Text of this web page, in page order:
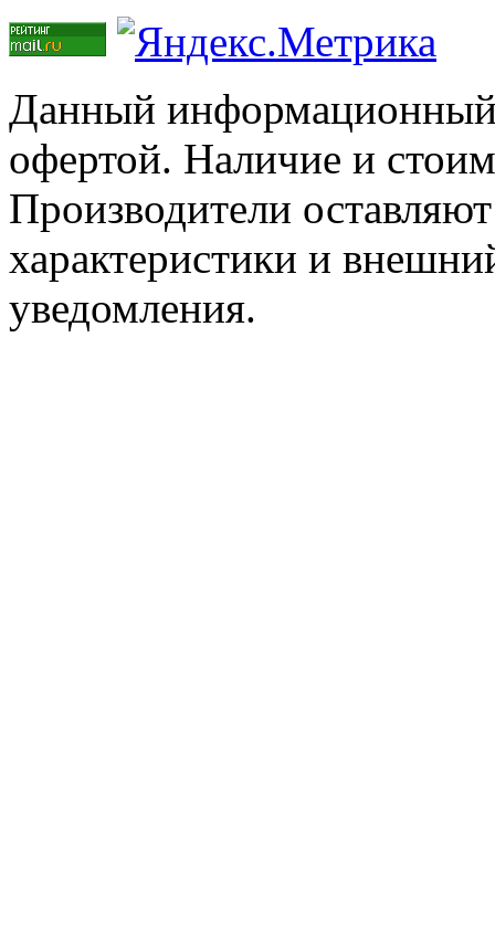
Данный информационный
офертой. Наличие и
Производители
характеристики и
уведомления.